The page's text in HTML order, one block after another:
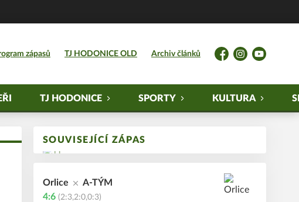
zápasů TJ HODONICE OLD Archiv článků
FacebookInstagramYouTube
TJ HODONICE SPORTY KULTURA
SOUVISEJÍCÍ ZÁPAS
Orlice
A-TÝM
4:6 (2:3,2:0,0:3)